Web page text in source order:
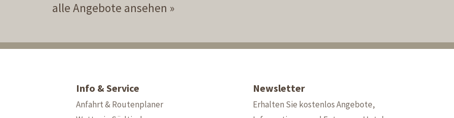
alle Angebote ansehen
Info & Service
Anfahrt & Routenplaner
Newsletter
Erhalten Sie kostenlos Angebote,